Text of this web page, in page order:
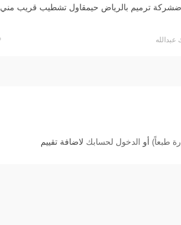
ترميم بالرياض حيمقاول تشطيب قريب مني
طبعاً) أو الدخول لحسابك لاضافة تقييم